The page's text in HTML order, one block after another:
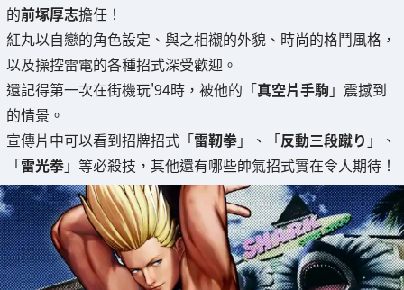
的前塚厚志擔任！
紅丸以自戀的角色設定、與之相襯的外貌、時尚的格鬥風格，
以及操控雷電的各種招式深受歡迎。
還記得第一次在街機玩'94時，被他的「真空片手駒」震撼到
的情景。
宣傳片中可以看到招牌招式「雷靭拳」、「反動三段蹴り 」、
「雷光拳」等必殺技，其他還有哪些帥氣招式實在令人期待！